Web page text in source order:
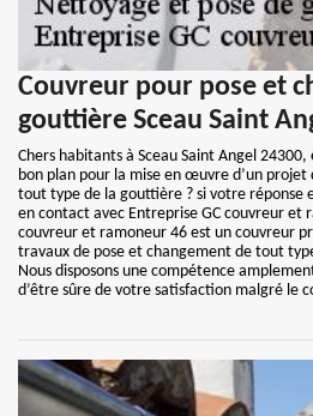
Couvreur pour pose et
gouttière Sceau Saint
Chers habitants à Sceau Saint Angel
bon plan pour la mise en œuvre d’un projet
tout type de la gouttière ? si votre réponse
en contact avec Entreprise GC couvreur et
couvreur et ramoneur 46 est un couvreur
travaux de pose et changement de tout
Nous disposons une compétence
d’être sûre de votre satisfaction malgré le